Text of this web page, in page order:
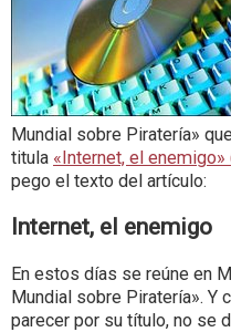
Mundial sobre Piratería»
titula «Internet, el
pego el texto del artículo:
Internet, el enemigo
En estos días se reúne en
Mundial sobre Piratería». Y
parecer por su título, no se